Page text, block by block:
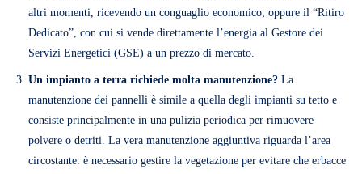
altri momenti, ricevendo un conguaglio economico; oppure il “Ritiro
Dedicato”, con cui si vende direttamente l’energia al Gestore dei
Servizi Energetici (GSE) a un prezzo di mercato.
Un impianto a terra richiede molta manutenzione? La
manutenzione dei pannelli è simile a quella degli impianti su tetto e
consiste principalmente in una pulizia periodica per rimuovere
polvere o detriti. La vera manutenzione aggiuntiva riguarda l’area
circostante: è necessario gestire la vegetazione per evitare che erbacce